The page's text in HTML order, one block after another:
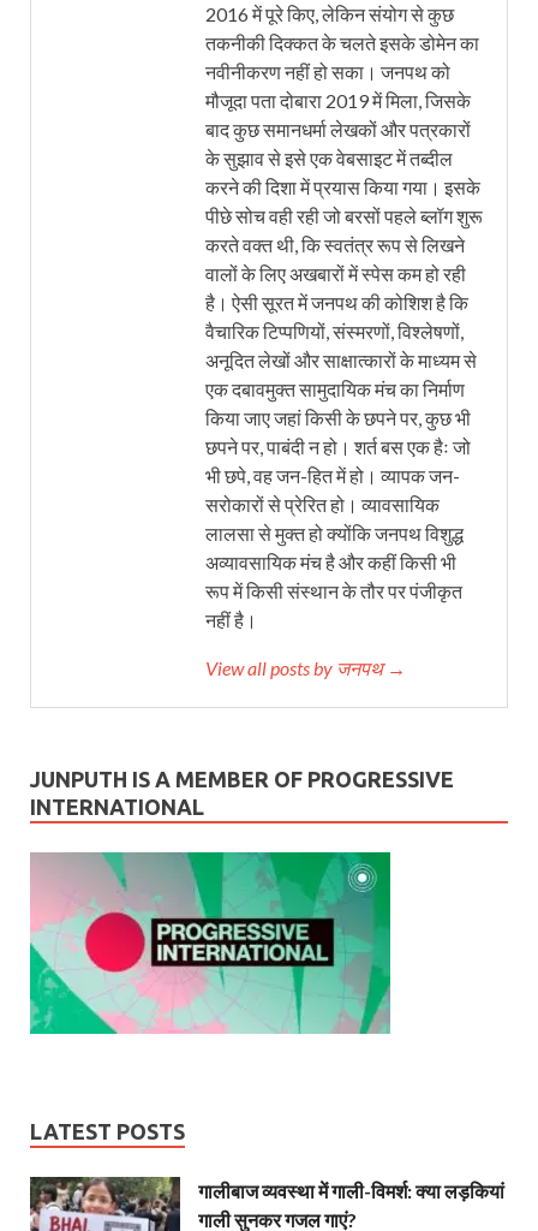
2016 में पूरे किए, लेकिन संयोग से कुछ
तकनीकी दिक्कत के चलते इसके डोमेन का
नवीनीकरण नहीं हो सका। जनपथ को
मौजूदा पता दोबारा 2019 में मिला, जिसके
बाद कुछ समानधर्मा लेखकों और पत्रकारों
के सुझाव से इसे एक वेबसाइट में तब्दील
करने की दिशा में प्रयास किया गया। इसके
पीछे सोच वही रही जो बरसों पहले ब्लॉग शुरू
करते वक्त थी, कि स्वतंत्र रूप से लिखने
वालों के लिए अखबारों में स्पेस कम हो रही
है। ऐसी सूरत में जनपथ की कोशिश है कि
वैचारिक टिप्पणियों, संस्मरणों, विश्लेषणों,
अनूदित लेखों और साक्षात्कारों के माध्यम से
एक दबावमुक्त सामुदायिक मंच का निर्माण
किया जाए जहां किसी के छपने पर, कुछ भी
छपने पर, पाबंदी न हो। शर्त बस एक हैः जो
भी छपे, वह जन-हित में हो। व्यापक जन-
सरोकारों से प्रेरित हो। व्यावसायिक
लालसा से मुक्त हो क्योंकि जनपथ विशुद्ध
अव्यावसायिक मंच है और कहीं किसी भी
रूप में किसी संस्थान के तौर पर पंजीकृत
नहीं है।
View all posts by जनपथ →
JUNPUTH IS A MEMBER OF PROGRESSIVE
INTERNATIONAL
LATEST POSTS
गालीबाज व्‍यवस्‍था में गाली-विमर्श: क्या लड़कियां
गाली सुनकर गजल गाएं?